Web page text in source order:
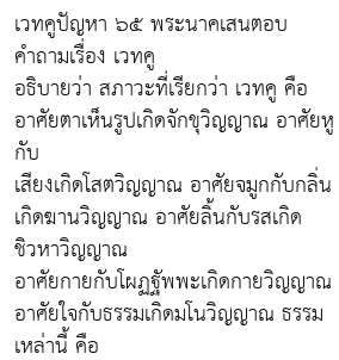
เวทคูปัญหา ๖๕ พระนาคเสนตอบ
คำถามเรื่อง เวทคู
อธิบายว่า สภาวะที่เรียกว่า เวทคู คือ
อาศัยตาเห็นรูปเกิดจักขุวิญญาณ อาศัยหู
กับ
เสียงเกิดโสตวิญญาณ อาศัยจมูกกับกลิ่น
เกิดฆานวิญญาณ อาศัยลิ้นกับรสเกิด
ชิวหาวิญญาณ
อาศัยกายกับโผฏฐัพพะเกิดกายวิญญาณ
อาศัยใจกับธรรมเกิดมโนวิญญาณ ธรรม
เหล่านี้ คือ